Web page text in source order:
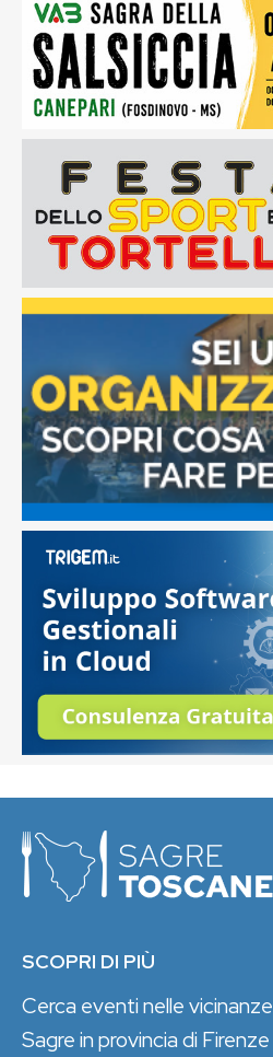
SCOPRI DI PIÙ
Cerca eventi nelle vicinanze
Sagre in provincia di Firenze